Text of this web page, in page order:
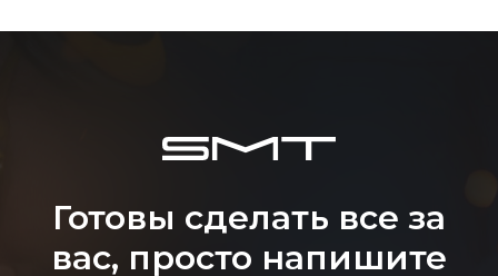
Готовы сделать все за
вас, просто напишите